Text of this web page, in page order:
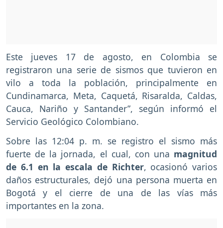
Este jueves 17 de agosto, en Colombia se
registraron una serie de sismos que tuvieron en
vilo a toda la población, principalmente en
Cundinamarca, Meta, Caquetá, Risaralda, Caldas,
Cauca, Nariño y Santander”, según informó el
Servicio Geológico Colombiano.
Sobre las 12:04 p. m. se registro el sismo más
fuerte de la jornada, el cual, con una magnitud
de 6.1 en la escala de Richter, ocasionó varios
daños estructurales, dejó una persona muerta en
Bogotá y el cierre de una de las vías más
importantes en la zona.